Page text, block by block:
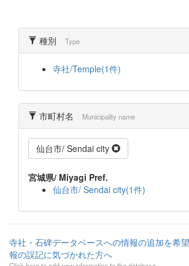
種別 Type
寺社/Temple(1件)
市町村名 Municipality name
仙台市/ Sendai city
宮城県/ Miyagi Pref.
仙台市/ Sendai city(1件)
寺社・石碑データベースへの情報の追加を希
報の誤記に気づかれた方へ